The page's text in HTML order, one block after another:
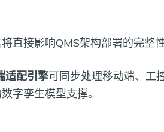
直接影响QMS架构部署的完整性
适配引擎可同步处理移动端、工
字孪生模型支撑。